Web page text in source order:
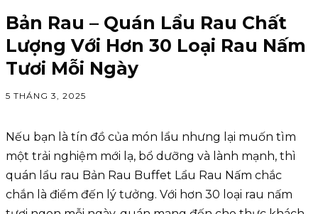
Bản Rau – Quán Lẩu Rau Chất
Lượng Với Hơn 30 Loại Rau Nấm
Tươi Mỗi Ngày
5 THÁNG 3, 2025
Nếu bạn là tín đồ của món lẩu nhưng lại muốn tìm
một trải nghiệm mới lạ, bổ dưỡng và lành mạnh, thì
quán lẩu rau Bản Rau Buffet Lẩu Rau Nấm chắc
chắn là điểm đến lý tưởng. Với hơn 30 loại rau nấm